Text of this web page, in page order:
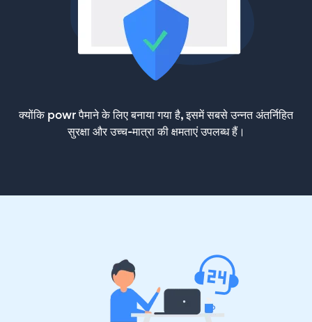
क्योंकि powr पैमाने के लिए बनाया गया है, इसमें सबसे उन्नत अंतर्निहित
सुरक्षा और उच्च-मात्रा की क्षमताएं उपलब्ध हैं।